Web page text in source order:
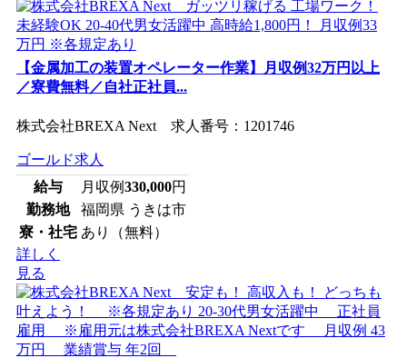
【金属加工の装置オペレーター作業】月収例32万円以上
／寮費無料／自社正社員...
株式会社BREXA Next 求人番号：1201746
ゴールド求人
給与
月収例330,000円
勤務地
福岡県 うきは市
寮・社宅 あり（無料）
詳しく
見る